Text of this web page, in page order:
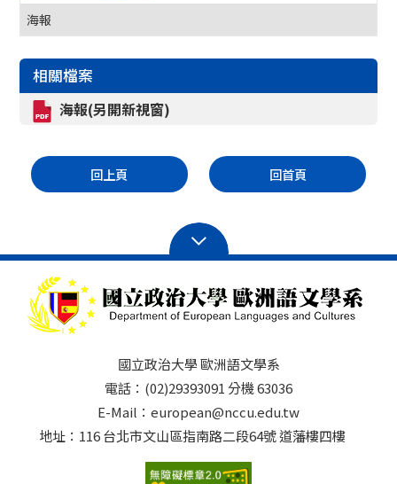
海報
相關檔案
海報(另開新視窗)
回上頁 回首頁
國立政治大學 歐洲語文學系
電話：(02)29393091 分機 63036
E-Mail：european@nccu.edu.tw
地址：116 台北市文山區指南路二段64號 道藩樓四樓